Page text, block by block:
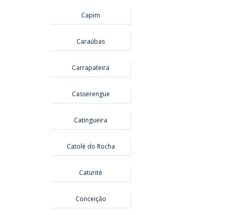
Capim
Caraúbas
Carrapateira
Casserengue
Catingueira
Catolé do Rocha
Caturité
Conceição